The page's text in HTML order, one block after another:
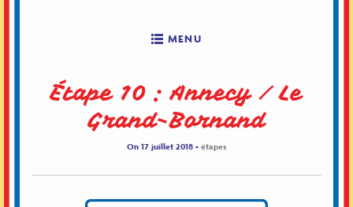
MENU
Étape 10 : Annecy / Le
Grand-Bornand
On 17 juillet 2018 - étapes